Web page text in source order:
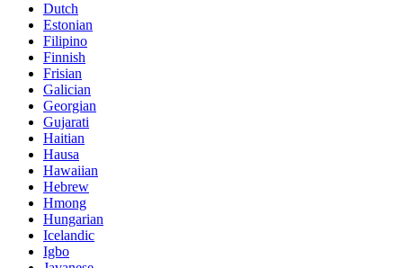
Dutch
Estonian
Filipino
Finnish
Frisian
Galician
Georgian
Gujarati
Haitian
Hausa
Hawaiian
Hebrew
Hmong
Hungarian
Icelandic
Igbo